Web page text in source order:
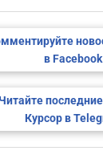
в Facebook
Читайте
Курсор в